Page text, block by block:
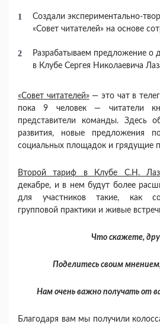
Создали экспериментально-
«Совет читателей» на основе
Разрабатываем предложение о
в Клубе Сергея Николаевича
«Совет читателей»— это чат в
пока 9 человек — читатели
представители команды. Здесь
развития, новые предложения
социальных площадок и грядущие
Второй тариф в Клубе С.Н.
декабре, и в нем будут более
для участников такие, как
групповой практики и живые
Что скажете,
Поделитесь своим
Нам очень важно получать от
Благодаря вам мы получили